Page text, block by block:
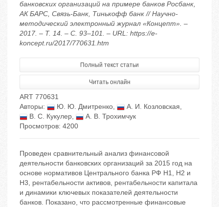
банковских организаций на примере банков Росбанк,
АК БАРС, Связь-Банк, Тинькофф банк // Научно-
методический электронный журнал «Концепт». –
2017. – Т. 14. – С. 93–101. – URL: https://e-
koncept.ru/2017/770631.htm
Полный текст статьи
Читать онлайн
ART 770631
Авторы:
Ю. Ю. Дмитренко, А. И. Козловская,
В. С. Кукулер,
А. В. Трохимчук
Просмотров: 4200
Проведен сравнительный анализ финансовой
деятельности банковских организаций за 2015 год на
основе нормативов Центрального банка РФ Н1, Н2 и
Н3, рентабельности активов, рентабельности капитала
и динамики ключевых показателей деятельности
банков. Показано, что рассмотренные финансовые